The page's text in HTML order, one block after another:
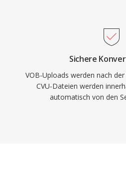
Sichere
VOB-Uploads werden nach
CVU-Dateien werden
automatisch von den